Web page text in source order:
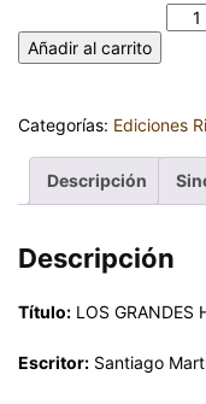
Añadir al carrito
Categorías: Ediciones
Descripción
Descripción
Título: LOS GRANDES
Escritor: Santiago